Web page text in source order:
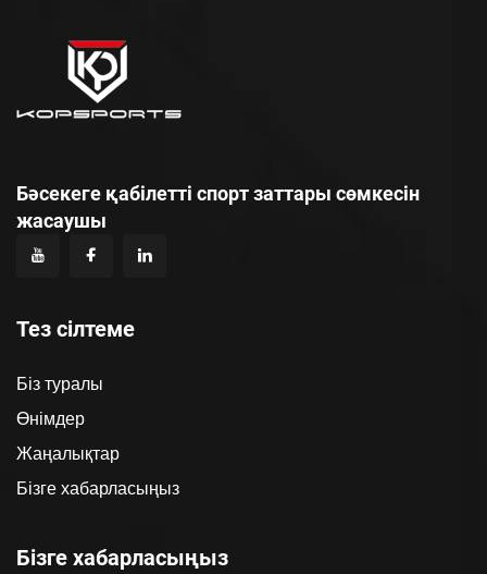
Бәсекеге қабілетті спорт заттары сөмкесін
жасаушы
Тез сілтеме
Біз туралы
Өнімдер
Жаңалықтар
Бізге хабарласыңыз
Бізге хабарласыңыз